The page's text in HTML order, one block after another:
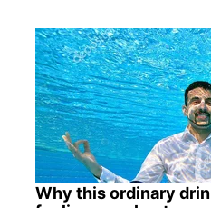
Why this ordinary